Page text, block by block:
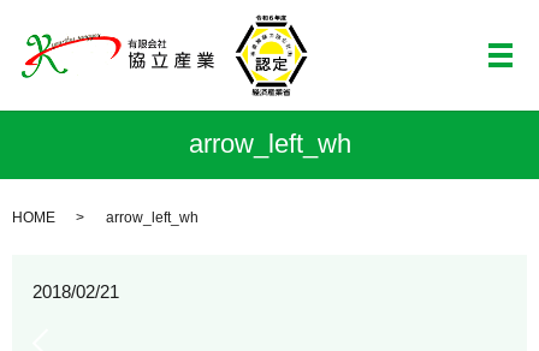
メ
arrow_left_wh
HOME arrow_left_wh
2018/02/21